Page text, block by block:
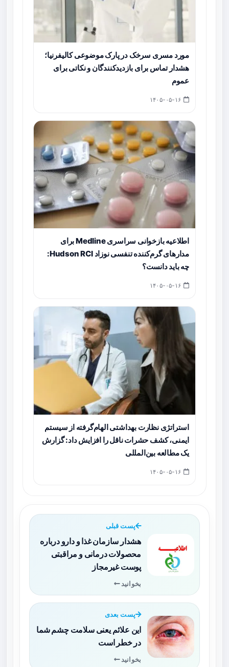
مورد مسری سرخک در پارک موضوعی کالیفرنیا؛
هشدار تماس برای بازدیدکنندگان و نکاتی برای
عموم
اطلاعیه بازخوانی سراسری Medline برای
مدارهای گرم‌کننده تنفسی نوزاد Hudson RCI:
چه باید دانست؟
استراتژی نظارت بهداشتی الهام‌گرفته از سیستم
ایمنی، کشف حشرات ناقل را افزایش داد: گزارش
یک مطالعه بین‌المللی
پست قبلی
هشدار سازمان غذا و دارو درباره
محصولات درمانی و مراقبتی
پوست غیرمجاز
بخوانید
پست بعدی
این علائم یعنی سلامت چشم شما
در خطر است
بخوانید